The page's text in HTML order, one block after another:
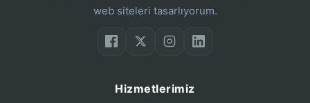
web siteleri tasarlıyorum.
Hizmetlerimiz